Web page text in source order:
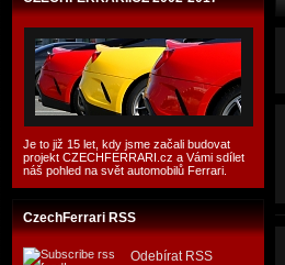
Je to již 15 let, kdy jsme začali budovat
projekt CZECHFERRARI.cz a Vámi sdílet
náš pohled na svět automobilů Ferrari.
CzechFerrari RSS
Odebírat RSS